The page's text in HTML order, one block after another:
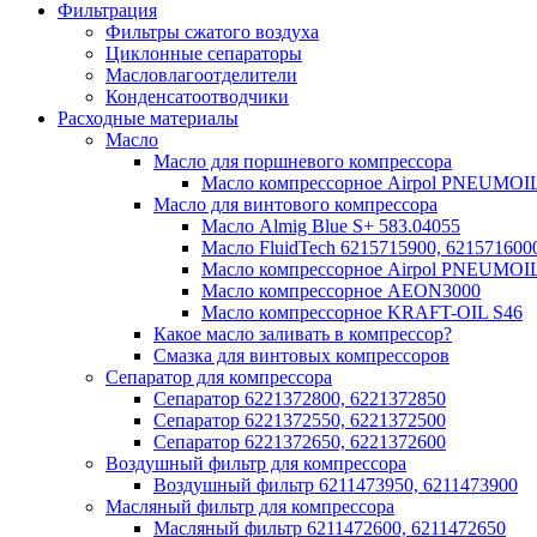
Фильтрация
Фильтры сжатого воздуха
Циклонные сепараторы
Масловлагоотделители
Конденсатоотводчики
Расходные материалы
Масло
Масло для поршневого компрессора
Масло компрессорное Airpol
Масло для винтового компрессора
Масло Almig Blue S+ 583.04055
Масло FluidTech 6215715900,
Масло компрессорное Airpol
Масло компрессорное AEON3000
Масло компрессорное KRAFT-OIL S46
Какое масло заливать в компрессор?
Смазка для винтовых компрессоров
Сепаратор для компрессора
Сепаратор 6221372800, 6221372850
Сепаратор 6221372550, 6221372500
Сепаратор 6221372650, 6221372600
Воздушный фильтр для компрессора
Воздушный фильтр 6211473950, 6211473900
Масляный фильтр для компрессора
Масляный фильтр 6211472600, 6211472650